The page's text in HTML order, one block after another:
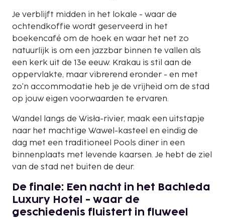
Je verblijft midden in het lokale - waar de
ochtendkoffie wordt geserveerd in het
boekencafé om de hoek en waar het net zo
natuurlijk is om een jazzbar binnen te vallen als
een kerk uit de 13e eeuw. Krakau is stil aan de
oppervlakte, maar vibrerend eronder - en met
zo'n accommodatie heb je de vrijheid om de stad
op jouw eigen voorwaarden te ervaren.
Wandel langs de Wisła-rivier, maak een uitstapje
naar het machtige Wawel-kasteel en eindig de
dag met een traditioneel Pools diner in een
binnenplaats met levende kaarsen. Je hebt de ziel
van de stad net buiten de deur.
De finale: Een nacht in het Bachleda
Luxury Hotel - waar de
geschiedenis fluistert in fluweel